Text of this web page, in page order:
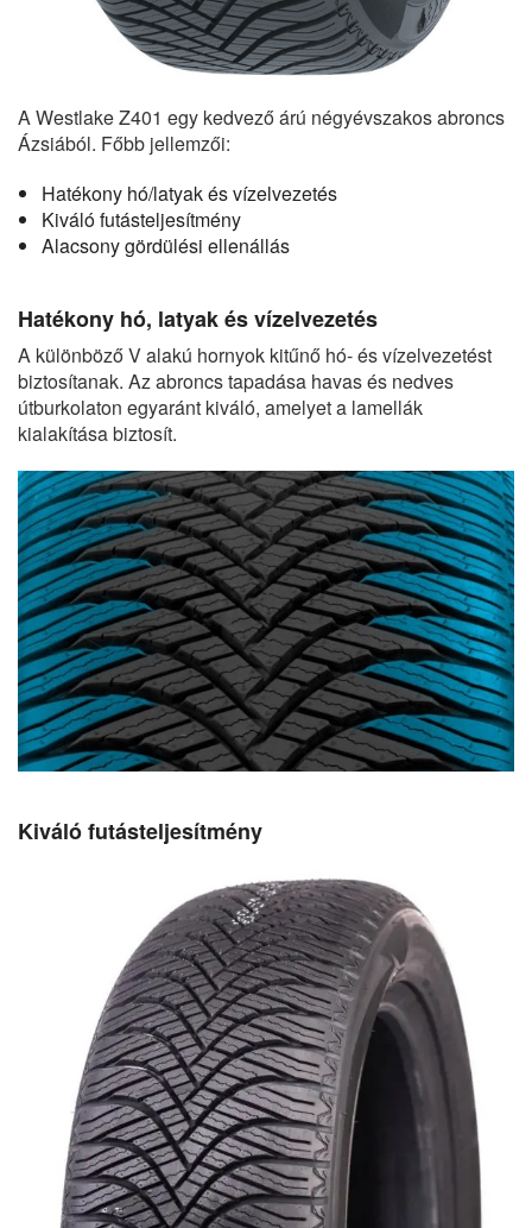
A Westlake Z401 egy kedvező árú négyévszakos abroncs
Ázsiából. Főbb jellemzői:
Hatékony hó/latyak és vízelvezetés
Kiváló futásteljesítmény
Alacsony gördülési ellenállás
Hatékony hó, latyak és vízelvezetés
A különböző V alakú hornyok kitűnő hó- és vízelvezetést
biztosítanak. Az abroncs tapadása havas és nedves
útburkolaton egyaránt kiváló, amelyet a lamellák
kialakítása biztosít.
Kiváló futásteljesítmény